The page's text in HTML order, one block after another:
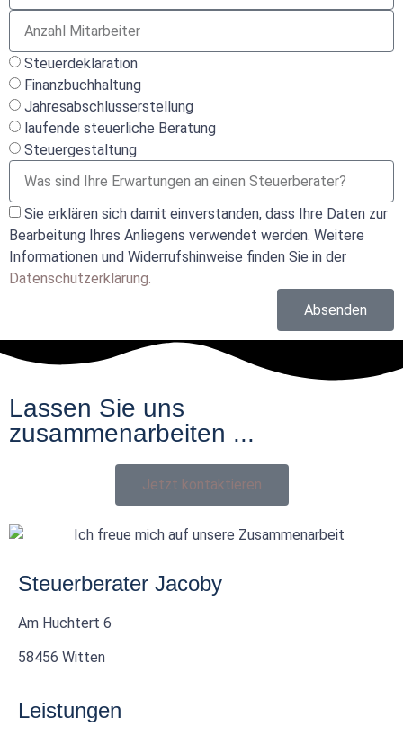
Steuerdeklaration
Finanzbuchhaltung
Jahresabschlusserstellung
laufende steuerliche Beratung
Steuergestaltung
Sie erklären sich damit einverstanden, dass Ihre Daten zur
Bearbeitung Ihres Anliegens verwendet werden. Weitere
Informationen und Widerrufshinweise finden Sie in der
Datenschutzerklärung.
Absenden
Lassen Sie uns
zusammenarbeiten ...
Jetzt kontaktieren
Steuerberater Jacoby
Am Huchtert 6
58456 Witten
Leistungen